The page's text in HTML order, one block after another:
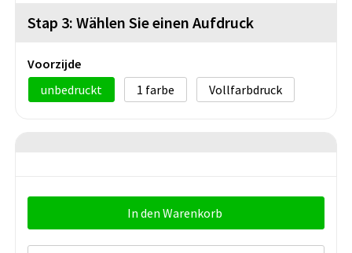
Stap 3: Wählen Sie einen Aufdruck
Voorzijde
unbedruckt
1 Vollfarbdruck
In den Warenkorb